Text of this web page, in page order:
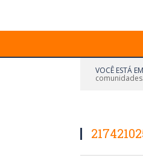
VOCÊ ESTÁ
comunidades.